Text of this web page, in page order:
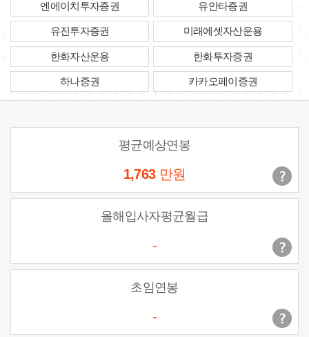
엔에이치투자증권 유안타증권
유진투자증권 미래에셋자산운용
한화자산운용 한화투자증권
하나증권 카카오페이증권
평균예상연봉
1,763 만원
올해입사자평균월급
-
초임연봉
-